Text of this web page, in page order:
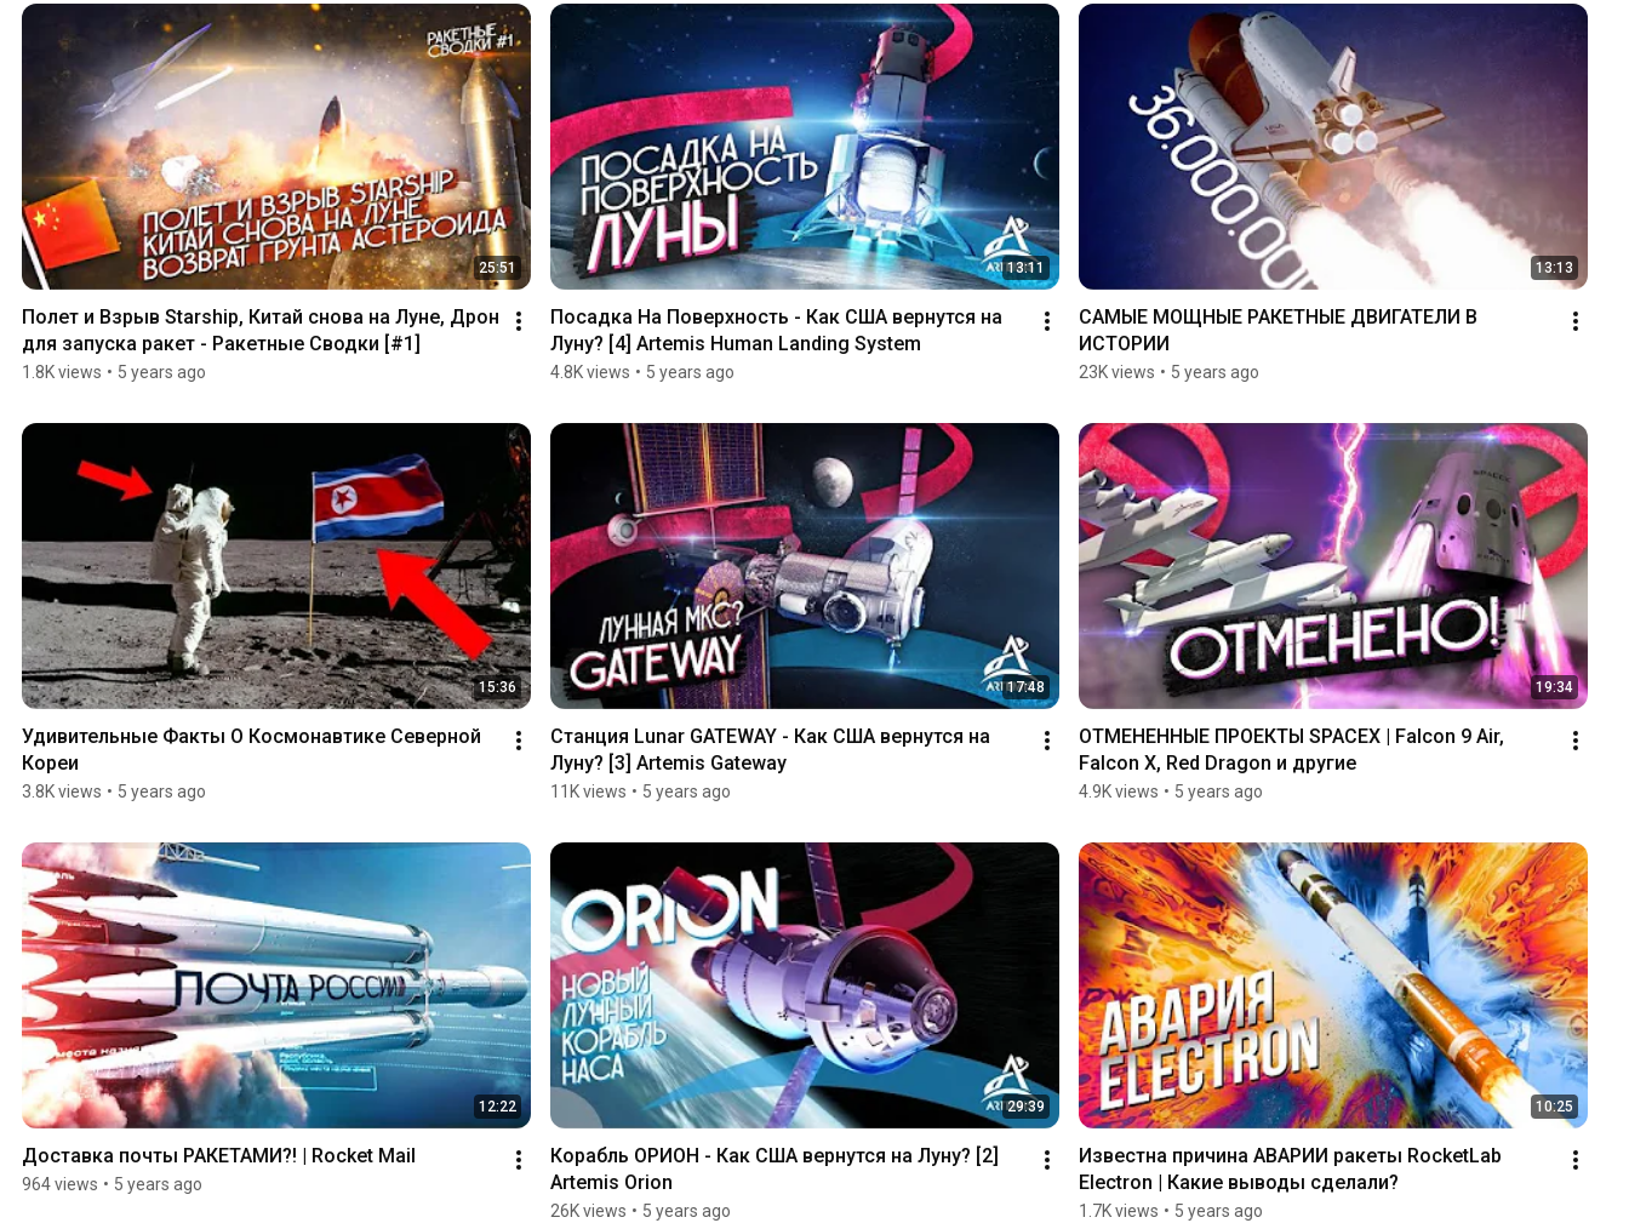
25:51
Полет и Взрыв Starship, Китай снова на Луне, Дрон
для запуска ракет - Ракетные Сводки [#1]
1.8K views • 5 years ago
13:11
Посадка На Поверхность - Как США вернутся на
Луну? [4] Artemis Human Landing System
4.8K views • 5 years ago
13:13
САМЫЕ МОЩНЫЕ РАКЕТНЫЕ ДВИГАТЕЛИ В
ИСТОРИИ
23K views • 5 years ago
15:36
Удивительные Факты О Космонавтике Северной
Кореи
3.8K views • 5 years ago
17:48
Станция Lunar GATEWAY - Как США вернутся на
Луну? [3] Artemis Gateway
11K views • 5 years ago
19:34
ОТМЕНЕННЫЕ ПРОЕКТЫ SPACEX | Falcon 9 Air,
Falcon X, Red Dragon и другие
4.9K views • 5 years ago
12:22
Доставка почты РАКЕТАМИ?! | Rocket Mail
964 views • 5 years ago
29:39
Корабль ОРИОН - Как США вернутся на Луну? [2]
Artemis Orion
26K views • 5 years ago
10:25
Известна причина АВАРИИ ракеты RocketLab
Electron | Какие выводы сделали?
1.7K views • 5 years ago